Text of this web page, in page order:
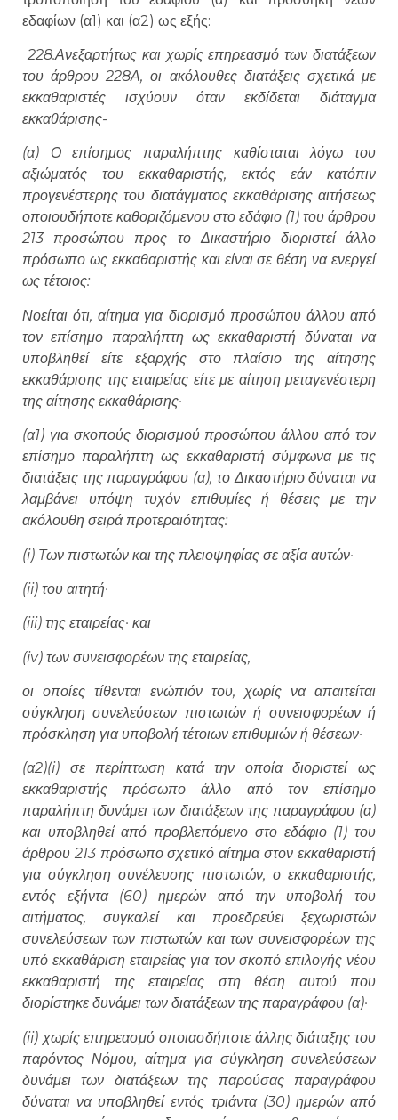
εδαφίων (α1) και (α2) ως εξής:
228.Ανεξαρτήτως και χωρίς επηρεασμό των διατάξεων
του άρθρου 228Α, οι ακόλουθες διατάξεις σχετικά με
εκκαθαριστές ισχύουν όταν εκδίδεται διάταγμα
εκκαθάρισης-
(α) Ο επίσημος παραλήπτης καθίσταται λόγω του
αξιώματός του εκκαθαριστής, εκτός εάν κατόπιν
προγενέστερης του διατάγματος εκκαθάρισης αιτήσεως
οποιουδήποτε καθοριζόμενου στο εδάφιο (1) του άρθρου
213 προσώπου προς το Δικαστήριο διοριστεί άλλο
πρόσωπο ως εκκαθαριστής και είναι σε θέση να ενεργεί
ως τέτοιος:
Νοείται ότι, αίτημα για διορισμό προσώπου άλλου από
τον επίσημο παραλήπτη ως εκκαθαριστή δύναται να
υποβληθεί είτε εξαρχής στο πλαίσιο της αίτησης
εκκαθάρισης της εταιρείας είτε με αίτηση μεταγενέστερη
της αίτησης εκκαθάρισης·
(α1) για σκοπούς διορισμού προσώπου άλλου από τον
επίσημο παραλήπτη ως εκκαθαριστή σύμφωνα με τις
διατάξεις της παραγράφου (α), το Δικαστήριο δύναται να
λαμβάνει υπόψη τυχόν επιθυμίες ή θέσεις με την
ακόλουθη σειρά προτεραιότητας:
(i) Tων πιστωτών και της πλειοψηφίας σε αξία αυτών·
(ii) του αιτητή·
(iii) της εταιρείας· και
(iv) των συνεισφορέων της εταιρείας,
οι οποίες τίθενται ενώπιόν του, χωρίς να απαιτείται
σύγκληση συνελεύσεων πιστωτών ή συνεισφορέων ή
πρόσκληση για υποβολή τέτοιων επιθυμιών ή θέσεων·
(α2)(i) σε περίπτωση κατά την οποία διοριστεί ως
εκκαθαριστής πρόσωπο άλλο από τον επίσημο
παραλήπτη δυνάμει των διατάξεων της παραγράφου (α)
και υποβληθεί από προβλεπόμενο στο εδάφιο (1) του
άρθρου 213 πρόσωπο σχετικό αίτημα στον εκκαθαριστή
για σύγκληση συνέλευσης πιστωτών, ο εκκαθαριστής,
εντός εξήντα (60) ημερών από την υποβολή του
αιτήματος, συγκαλεί και προεδρεύει ξεχωριστών
συνελεύσεων των πιστωτών και των συνεισφορέων της
υπό εκκαθάριση εταιρείας για τον σκοπό επιλογής νέου
εκκαθαριστή της εταιρείας στη θέση αυτού που
διορίστηκε δυνάμει των διατάξεων της παραγράφου (α)·
(ii) χωρίς επηρεασμό οποιασδήποτε άλλης διάταξης του
παρόντος Νόμου, αίτημα για σύγκληση συνελεύσεων
δυνάμει των διατάξεων της παρούσας παραγράφου
δύναται να υποβληθεί εντός τριάντα (30) ημερών από